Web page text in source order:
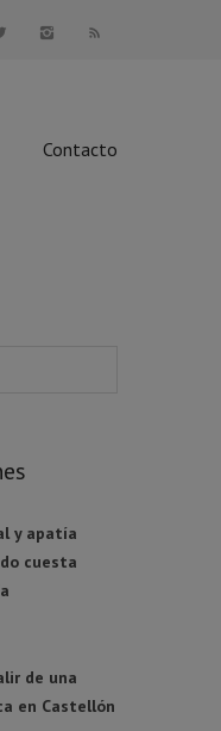
Contacto
y apatía
cuesta
de una
en Castellón